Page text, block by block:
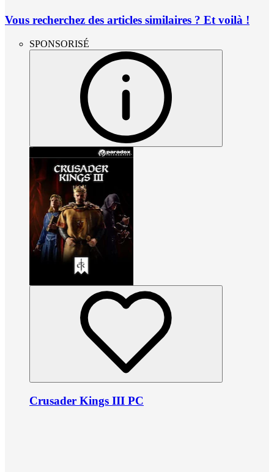
Vous recherchez des articles similaires ? Et voilà !
SPONSORISÉ
Crusader Kings III PC